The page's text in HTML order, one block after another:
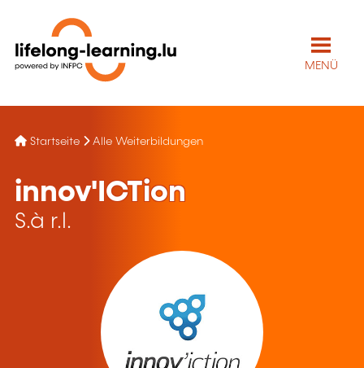
MENÜ
Startseite Alle Weiterbildungen
innov'ICTion
S.à r.l.